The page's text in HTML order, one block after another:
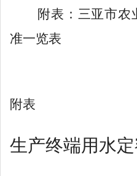
附表：三亚市农
准一览表
附表
三亚
生产终端用水